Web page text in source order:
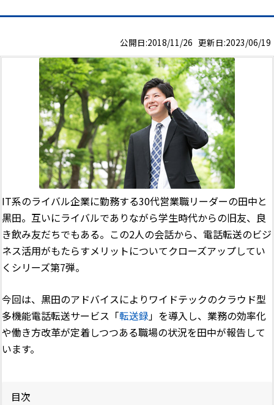
公開日:2018/11/26 更新日:2023/06/19
IT系のライバル企業に勤務する30代営業職リーダーの田中と
黒田。互いにライバルでありながら学生時代からの旧友、良
き飲み友だちでもある。この2人の会話から、電話転送のビジ
ネス活用がもたらすメリットについてクローズアップしてい
くシリーズ第7弾。
今回は、黒田のアドバイスによりワイドテックのクラウド型
多機能電話転送サービス「転送録」を導入し、業務の効率化
や働き方改革が定着しつつある職場の状況を田中が報告して
います。
目次